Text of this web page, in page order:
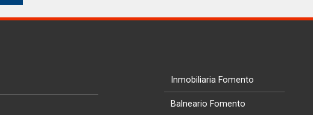
Inmobiliaria Fomento
Balneario Fomento